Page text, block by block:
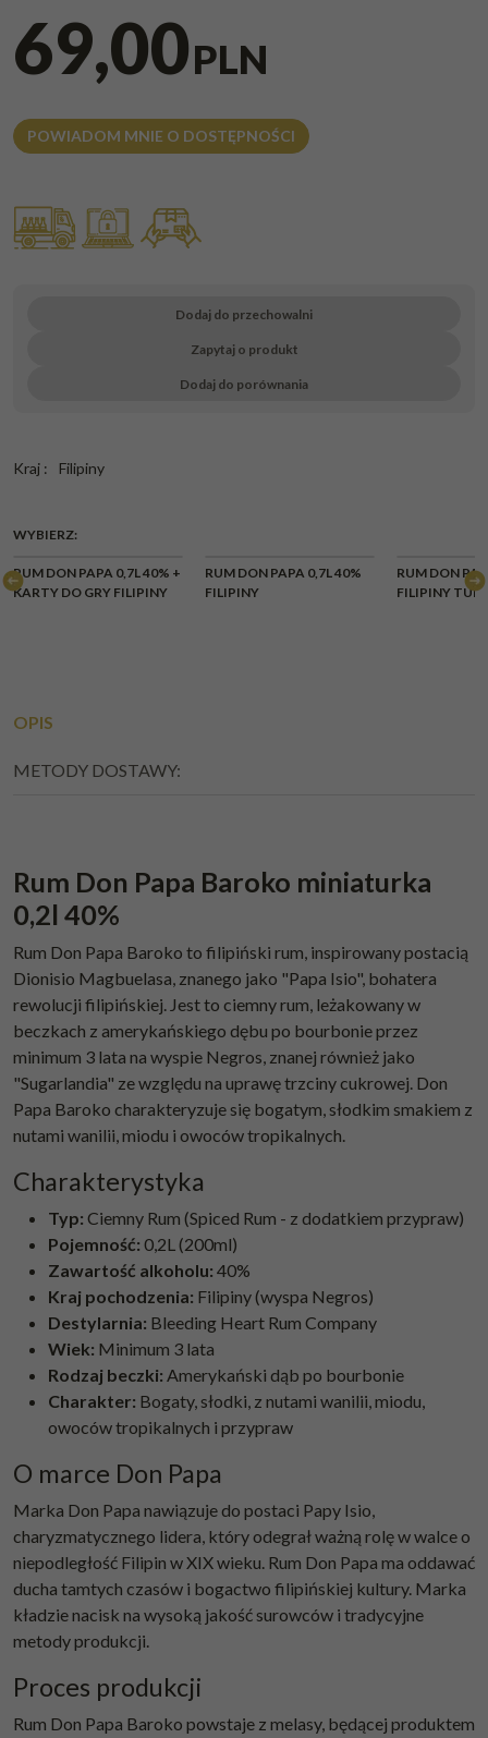
69,00PLN
POWIADOM MNIE O DOSTĘPNOŚCI
Dodaj do przechowalni
Zapytaj o produkt
Dodaj do porównania
Kraj : Filipiny
WYBIERZ:
BRAK
RUM DON PAPA 0,7L 40% +
KARTY DO GRY FILIPINY
RUM DON PAPA 0,7L 40%
FILIPINY
RUM DON
FILIPINY
OPIS
METODY DOSTAWY:
Rum Don Papa Baroko miniaturka
0,2l 40%
Rum Don Papa Baroko to filipiński rum, inspirowany postacią
Dionisio Magbuelasa, znanego jako "Papa Isio", bohatera
rewolucji filipińskiej. Jest to ciemny rum, leżakowany w
beczkach z amerykańskiego dębu po bourbonie przez
minimum 3 lata na wyspie Negros, znanej również jako
"Sugarlandia" ze względu na uprawę trzciny cukrowej. Don
Papa Baroko charakteryzuje się bogatym, słodkim smakiem z
nutami wanilii, miodu i owoców tropikalnych.
Charakterystyka
Typ: Ciemny Rum (Spiced Rum - z dodatkiem przypraw)
Pojemność: 0,2L (200ml)
Zawartość alkoholu: 40%
Kraj pochodzenia: Filipiny (wyspa Negros)
Destylarnia: Bleeding Heart Rum Company
Wiek: Minimum 3 lata
Rodzaj beczki: Amerykański dąb po bourbonie
Charakter: Bogaty, słodki, z nutami wanilii, miodu,
owoców tropikalnych i przypraw
O marce Don Papa
Marka Don Papa nawiązuje do postaci Papy Isio,
charyzmatycznego lidera, który odegrał ważną rolę w walce o
niepodległość Filipin w XIX wieku. Rum Don Papa ma oddawać
ducha tamtych czasów i bogactwo filipińskiej kultury. Marka
kładzie nacisk na wysoką jakość surowców i tradycyjne
metody produkcji.
Proces produkcji
Rum Don Papa Baroko powstaje z melasy, będącej produktem